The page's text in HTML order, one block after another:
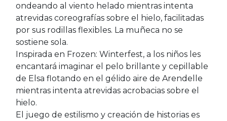
ondeando al viento helado mientras intenta
atrevidas coreografías sobre el hielo, facilitadas
por sus rodillas flexibles. La muñeca no se
sostiene sola.
Inspirada en Frozen: Winterfest, a los niños les
encantará imaginar el pelo brillante y cepillable
de Elsa flotando en el gélido aire de Arendelle
mientras intenta atrevidas acrobacias sobre el
hielo.
El juego de estilismo y creación de historias es